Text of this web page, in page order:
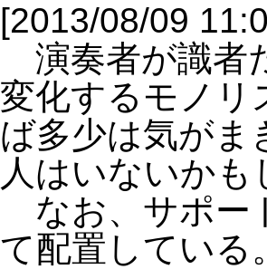
[2013/08/09
演奏者が識者
変化するモノリ
ば多少は気がま
人はいないか
なお、サポー
て配置している